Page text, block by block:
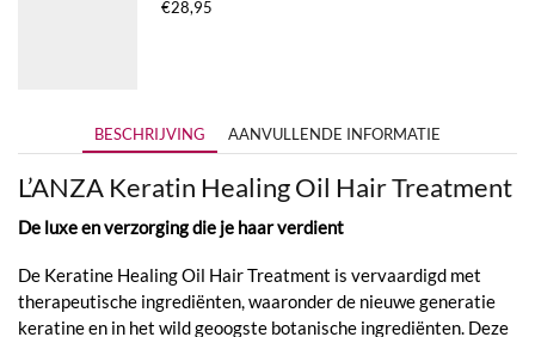
€28,95
BESCHRIJVING AANVULLENDE INFORMATIE
L’ANZA Keratin Healing Oil Hair Treatment
De luxe en verzorging die je haar verdient
De Keratine Healing Oil Hair Treatment is vervaardigd met
therapeutische ingrediënten, waaronder de nieuwe generatie
keratine en in het wild geoogste botanische ingrediënten. Deze